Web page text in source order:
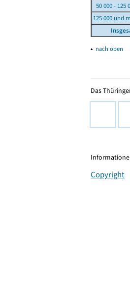
50 000 - 125
125 000 und
▴ nach oben
Das
Copyright